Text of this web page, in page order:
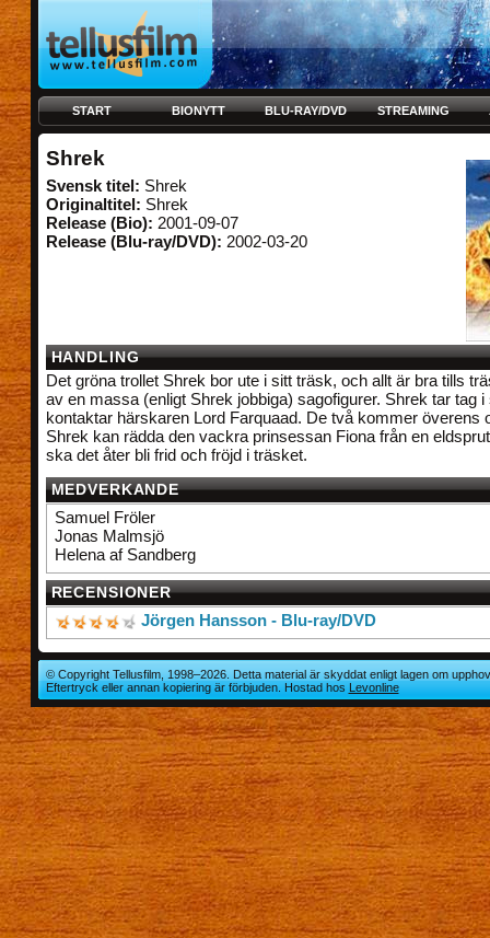
START BIONYTT BLU-RAY/DVD STREAMING
Shrek
Svensk titel: Shrek
Originaltitel: Shrek
Release (Bio): 2001-09-07
Release (Blu-ray/DVD): 2002-03-20
HANDLING
Det gröna trollet Shrek bor ute i sitt träsk, och allt är bra tills
av en massa (enligt Shrek jobbiga) sagofigurer. Shrek tar tag i
kontaktar härskaren Lord Farquaad. De två kommer överens
Shrek kan rädda den vackra prinsessan Fiona från en
ska det åter bli frid och fröjd i träsket.
MEDVERKANDE
Samuel Fröler
Jonas Malmsjö
Helena af Sandberg
RECENSIONER
Jörgen Hansson - Blu-ray/DVD
© Copyright Tellusfilm, 1998–2026. Detta material är skyddat enligt lagen om
Eftertryck eller annan kopiering är förbjuden. Hostad hosLevonline